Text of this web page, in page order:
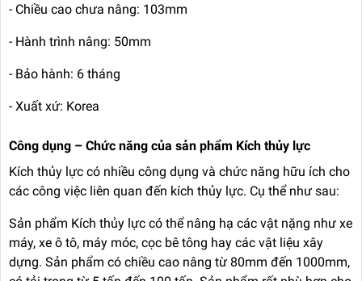
- Chiều cao chưa nâng: 103mm
- Hành trình nâng: 50mm
- Bảo hành: 6 tháng
- Xuất xứ: Korea
Công dụng – Chức năng của sản phẩm Kích thủy lực
Kích thủy lực có nhiều công dụng và chức năng hữu ích cho
các công việc liên quan đến kích thủy lực. Cụ thể như sau:
Sản phẩm Kích thủy lực có thể nâng hạ các vật nặng như xe
máy, xe ô tô, máy móc, cọc bê tông hay các vật liệu xây
dựng. Sản phẩm có chiều cao nâng từ 80mm đến 1000mm,